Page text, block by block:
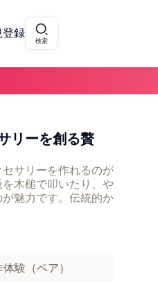
登録
検索
リーを創る贅
サリーを作れるのが
木槌で叩いたり、や
魅力です。伝統的か
験（ペア）